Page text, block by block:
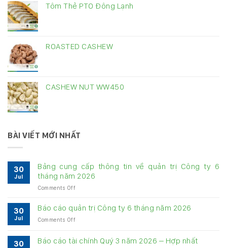
Tôm Thẻ PTO Đông Lạnh
ROASTED CASHEW
CASHEW NUT WW450
BÀI VIẾT MỚI NHẤT
30
Jul
Bảng cung cấp thông tin về quản trị Công ty 6
tháng năm 2026
Comments Offon
cung
về
30
Jul
Báo cáo quản trị Công ty 6 tháng năm 2026
Comments Offon
quản
30 Báo cáo tài chính Quý 3 năm 2026 – Hợp nhất